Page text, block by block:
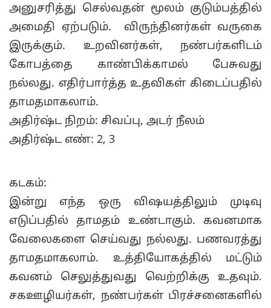
அனுசரித்து செல்வதன் மூலம் குடும்பத்தில்
அமைதி ஏற்படும். விருந்தினர்கள் வருகை
இருக்கும். உறவினர்கள், நண்பர்களிடம்
கோபத்தை காண்பிக்காமல் பேசுவது
நல்லது. எதிர்பார்த்த உதவிகள் கிடைப்பதில்
தாமதமாகலாம்.
அதிர்ஷ்ட நிறம்: சிவப்பு, அடர் நீலம்
அதிர்ஷ்ட எண்: 2, 3
கடகம்:
இன்று எந்த ஒரு விஷயத்திலும் முடிவு
எடுப்பதில் தாமதம் உண்டாகும். கவனமாக
வேலைகளை செய்வது நல்லது. பணவரத்து
தாமதமாகலாம். உத்தியோகத்தில் மட்டும்
கவனம் செலுத்துவது வெற்றிக்கு உதவும்.
சகஊழியர்கள், நண்பர்கள் பிரச்சனைகளில்